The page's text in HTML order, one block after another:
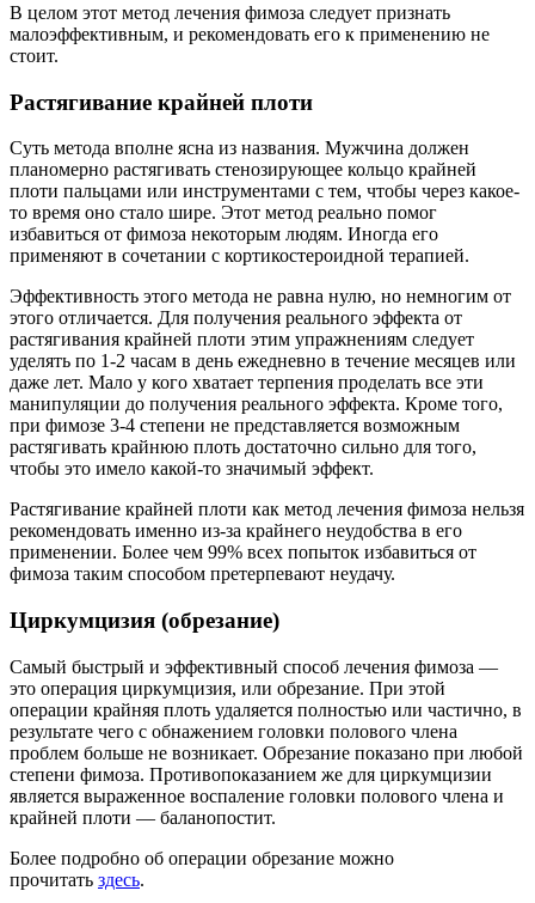
В целом этот метод лечения фимоза следует признать
малоэффективным, и рекомендовать его к применению не
стоит.
Растягивание крайней плоти
Суть метода вполне ясна из названия. Мужчина должен
планомерно растягивать стенозирующее кольцо крайней
плоти пальцами или инструментами с тем, чтобы через какое-
то время оно стало шире. Этот метод реально помог
избавиться от фимоза некоторым людям. Иногда его
применяют в сочетании с кортикостероидной терапией.
Эффективность этого метода не равна нулю, но немногим от
этого отличается. Для получения реального эффекта от
растягивания крайней плоти этим упражнениям следует
уделять по 1-2 часам в день ежедневно в течение месяцев или
даже лет. Мало у кого хватает терпения проделать все эти
манипуляции до получения реального эффекта. Кроме того,
при фимозе 3-4 степени не представляется возможным
растягивать крайнюю плоть достаточно сильно для того,
чтобы это имело какой-то значимый эффект.
Растягивание крайней плоти как метод лечения фимоза нельзя
рекомендовать именно из-за крайнего неудобства в его
применении. Более чем 99% всех попыток избавиться от
фимоза таким способом претерпевают неудачу.
Циркумцизия (обрезание)
Самый быстрый и эффективный способ лечения фимоза —
это операция циркумцизия, или обрезание. При этой
операции крайняя плоть удаляется полностью или частично, в
результате чего с обнажением головки полового члена
проблем больше не возникает. Обрезание показано при любой
степени фимоза. Противопоказанием же для циркумцизии
является выраженное воспаление головки полового члена и
крайней плоти — баланопостит.
Более подробно об операции обрезание можно
прочитать здесь.